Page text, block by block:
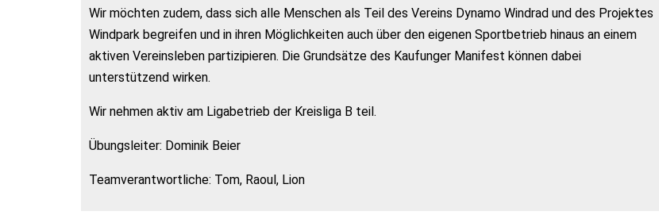
Wir möchten zudem, dass sich alle Menschen als Teil des Vereins Dynamo Windrad und des Projektes
Windpark begreifen und in ihren Möglichkeiten auch über den eigenen Sportbetrieb hinaus an einem
aktiven Vereinsleben partizipieren. Die Grundsätze des Kaufunger Manifest können dabei
unterstützend wirken.
Wir nehmen aktiv am Ligabetrieb der Kreisliga B teil.
Übungsleiter: Dominik Beier
Teamverantwortliche: Tom, Raoul, Lion